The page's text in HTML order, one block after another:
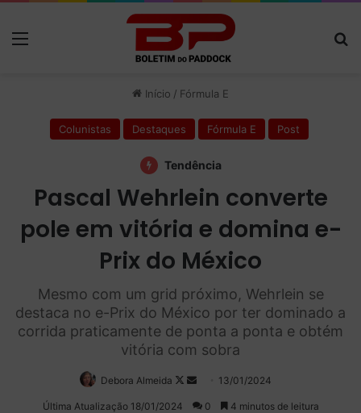
Início / Fórmula E
Colunistas Destaques Fórmula E Post
Tendência
Pascal Wehrlein converte
pole em vitória e domina e-
Prix do México
Mesmo com um grid próximo, Wehrlein se
destaca no e-Prix do México por ter dominado a
corrida praticamente de ponta a ponta e obtém
vitória com sobra
Debora Almeida
Follow
on
Mande
um
13/01/2024
Última Atualização 18/01/2024 0 4 minutos de leitura